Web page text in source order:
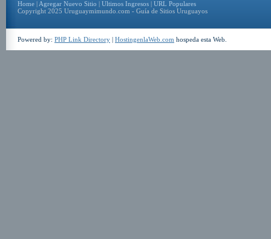
Home | Agregar Nuevo Sitio | Ultimos Ingresos | URL Populares
Copyright 2025 Uruguaymimundo.com - Guía de Sitios Uruguayos
Powered by: PHP Link Directory | HostingenlaWeb.com hospeda esta Web.